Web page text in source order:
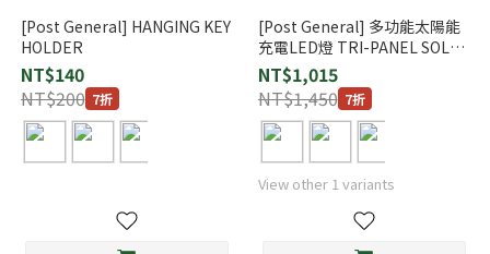
[Post General] HANGING KEY
HOLDER
NT$140
NT$200 7折
[Post General] 多功能太陽能
充電LED燈 TRI-PANEL SOLAR
CHARGED LED LIGHT
NT$1,015
NT$1,450 7折
View other 1 variants